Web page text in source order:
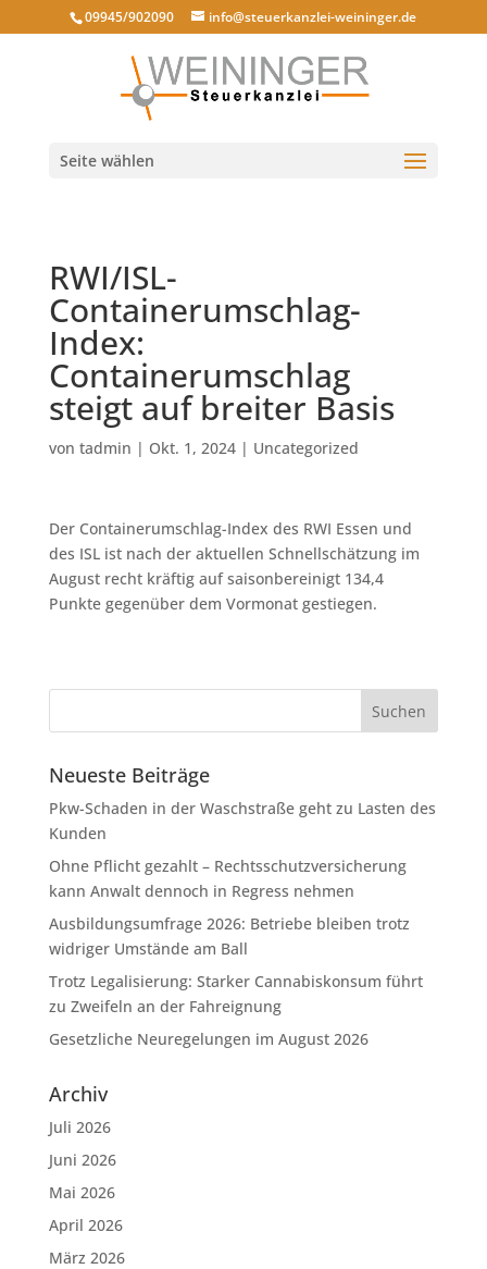
09945/902090 info@steuerkanzlei-weininger.de
Seite wählen
RWI/ISL-
Containerumschlag-
Index:
Containerumschlag
steigt auf breiter Basis
von tadmin | Okt. 1, 2024| Uncategorized
Der Containerumschlag-Index des RWI Essen und
des ISL ist nach der aktuellen Schnellschätzung im
August recht kräftig auf saisonbereinigt 134,4
Punkte gegenüber dem Vormonat gestiegen.
Neueste Beiträge
Pkw-Schaden in der Waschstraße geht zu Lasten des
Kunden
Ohne Pflicht gezahlt – Rechtsschutzversicherung
kann Anwalt dennoch in Regress nehmen
Ausbildungsumfrage 2026: Betriebe bleiben trotz
widriger Umstände am Ball
Trotz Legalisierung: Starker Cannabiskonsum führt
zu Zweifeln an der Fahreignung
Gesetzliche Neuregelungen im August 2026
Archiv
Juli 2026
Juni 2026
Mai 2026
April 2026
März 2026